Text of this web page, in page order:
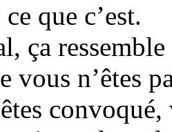
que c’est.
ça
vous n’êtes
convoqué,